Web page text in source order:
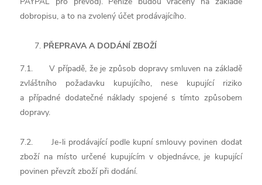
dobropisu, a to na zvolený účet prodávajícího.
PŘEPRAVA A DODÁNÍ ZBOŽÍ
7.1. V případě, že je způsob dopravy smluven na základě
zvláštního požadavku kupujícího, nese kupující riziko
a případné dodatečné náklady spojené s tímto způsobem
dopravy.
7.2. Je-li prodávající podle kupní smlouvy povinen dodat
zboží na místo určené kupujícím v objednávce, je kupující
povinen převzít zboží při dodání.